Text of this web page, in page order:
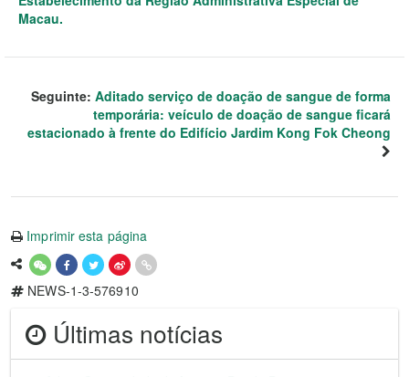
Macau.
Seguinte: Aditado serviço de doação de sangue de forma
temporária: veículo de doação de sangue ficará
estacionado à frente do Edifício Jardim Kong Fok Cheong
Imprimir esta página
NEWS-1-3-576910
Últimas notícias